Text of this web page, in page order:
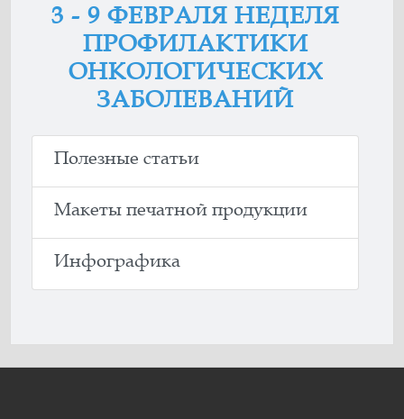
3 - 9 ФЕВРАЛЯ НЕДЕЛЯ
ПРОФИЛАКТИКИ
ОНКОЛОГИЧЕСКИХ
ЗАБОЛЕВАНИЙ
Полезные статьи
Макеты печатной продукции
Инфографика